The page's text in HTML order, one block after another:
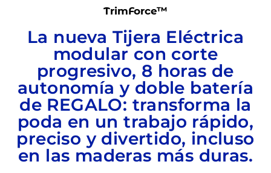
TrimForce™
La nueva Tijera Eléctrica
modular con corte
progresivo, 8 horas de
autonomía y doble batería
de REGALO: transforma la
poda en un trabajo rápido,
preciso y divertido, incluso
en las maderas más duras.